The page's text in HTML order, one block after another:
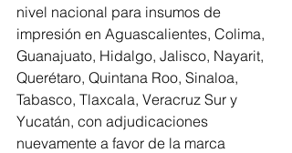
nivel nacional para insumos de
impresión en Aguascalientes, Colima,
Guanajuato, Hidalgo, Jalisco, Nayarit,
Querétaro, Quintana Roo, Sinaloa,
Tabasco, Tlaxcala, Veracruz Sur y
Yucatán, con adjudicaciones
nuevamente a favor de la marca